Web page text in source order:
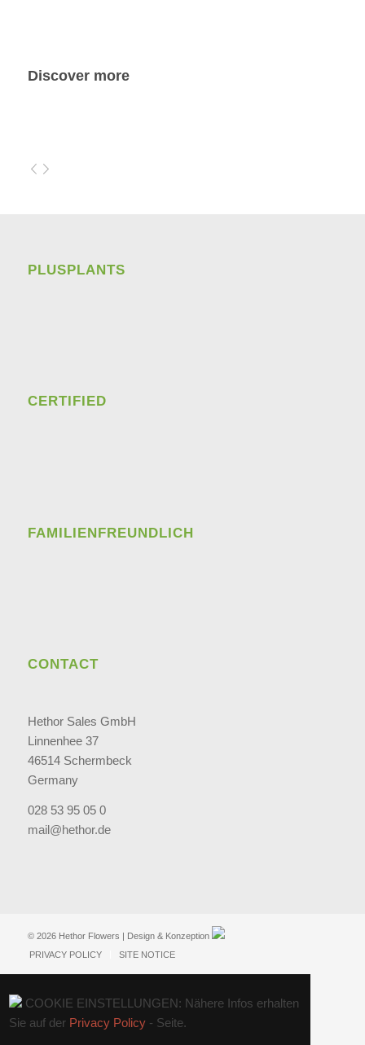
Discover more
PLUSPLANTS
CERTIFIED
FAMILIENFREUNDLICH
CONTACT
Hethor Sales GmbH
Linnenhee 37
46514 Schermbeck
Germany
028 53 95 05 0
mail@hethor.de
© 2026 Hethor Flowers | Design & Konzeption
PRIVACY POLICY
SITE NOTICE
COOKIE EINSTELLUNGEN: Nähere Infos erhalten
Sie auf der Privacy Policy- Seite.